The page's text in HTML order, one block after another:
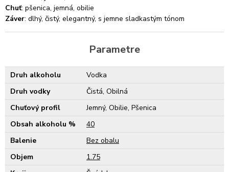
Chuť: pšenica, jemná, obilie
Záver: dlhý, čistý, elegantný, s jemne sladkastým tónom
Parametre
Druh alkoholu
Vodka
Druh vodky
Čistá, Obilná
Chuťový profil
Jemný, Obilie, Pšenica
Obsah alkoholu %
40
Balenie
Bez obalu
Objem
1.75